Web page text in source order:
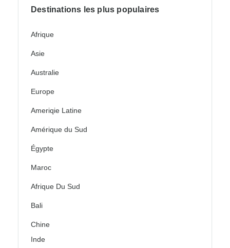
Destinations les plus populaires
Afrique
Asie
Australie
Europe
Ameriqie Latine
Amérique du Sud
Égypte
Maroc
Afrique Du Sud
Bali
Chine
Inde